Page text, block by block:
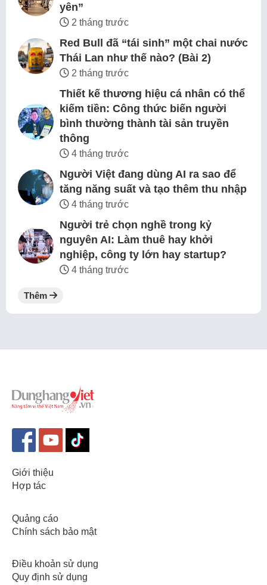
yên”
2 tháng trước
Red Bull đã “tái sinh” một chai nước
Thái Lan như thế nào? (Bài 2)
2 tháng trước
Thiết kế thương hiệu cá nhân có thể
kiếm tiền: Công thức biến người
bình thường thành tài sản truyền
thông
4 tháng trước
Người Việt đang dùng AI ra sao để
tăng năng suất và tạo thêm thu nhập
4 tháng trước
Người trẻ chọn nghề trong kỷ
nguyên AI: Làm thuê hay khởi
nghiệp, công ty lớn hay startup?
4 tháng trước
Thêm
Giới thiệu
Hợp tác
Quảng cáo
Chính sách bảo mật
Điều khoản sử dụng
Quy định sử dụng